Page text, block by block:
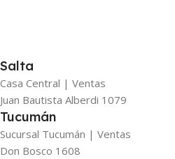
Salta
Casa Central | Ventas
Juan Bautista Alberdi 1079
Tucumán
Sucursal Tucumán | Ventas
Don Bosco 1608